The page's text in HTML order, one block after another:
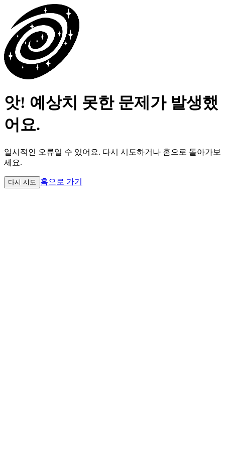
앗! 예상치 못한 문제가 발생했
어요.
일시적인 오류일 수 있어요. 다시 시도하거나 홈으로 돌아가보
세요.
다시 시도 홈으로 가기